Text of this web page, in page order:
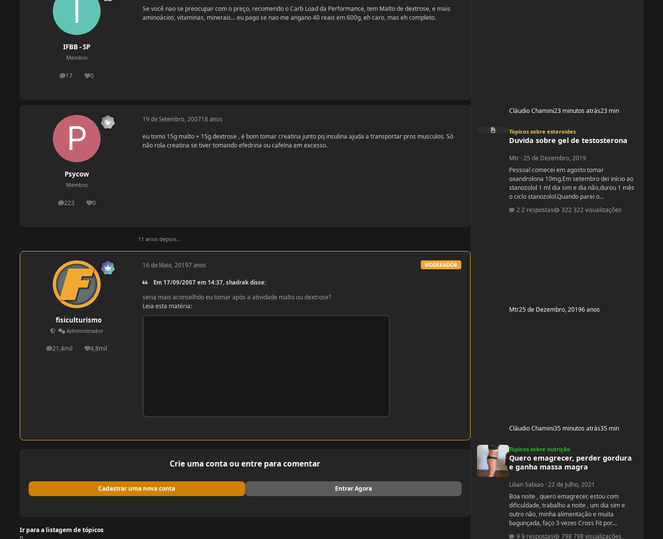
IFBB - SP
Membro
17
postagens
0
Reputação
Se você nao se preocupar com o preço, recomendo o Carb Load da Performance, tem Malto de dextrose, e mais
aminoácios, vitaminas, minerais... eu pago se nao me angano 40 reais em 600g, eh caro, mas eh completo.
Psycow
Membro
223
postagens0
Reputação
19 de Setembro, 200718 anos
eu tomo 15g malto + 15g dextrose , é bom tomar creatina junto pq insulina ajuda a transportar pros musculos. Só
não rola creatina se tiver tomando efedrina ou cafeína em excesso.
11 anos depois...
fisiculturismo
Administrador
21,4mil
postagens 4,8mil
Reputação
16 de Maio, 20197 anos MODERADOR
Em 17/09/2007 em 14:37, shadrak disse:
seria mais aconselhdo eu tomar após a atividade malto ou dextrose?
Leia esta matéria:
Crie uma conta ou entre para comentar
Cadastrar uma nova conta Entrar Agora
Ir para a listagem de tópicos
Cláudio Chamini23 minutos atrás23 min
Duvida sobre gel de testosterona
Tópicos sobre esteroides
Duvida sobre gel de testosterona
Mtr·25 de Dezembro, 2019
Pessoal comecei em agosto tomar
oxandrolona 10mg.Em setembro dei início ao
stanozolol 1 ml dia sim e dia não,durou 1 mês
o ciclo stanozolol.Quando parei o
stanozolol,me senti desanimada e fiquei
paranoica com os colaterais.Fiz exames
2 respostas 322 visualizações
Mtr25 de Dezembro, 20196 anos
Cláudio Chamini35 minutos atrás35 min
Tópicos sobre nutrição
Quero emagrecer, perder gordura
e ganha massa magra
Lilian Sabiao·22 de Julho, 2021
Boa noite , quero emagrecer, estou com
dificuldade, trabalho a noite , um dia sim e
outro não, minha alimentação e muita
bagunçada, faço 3 vezes Cross Fit por
semana, e final de semana as vezes faço
9 respostas 798 visualizações